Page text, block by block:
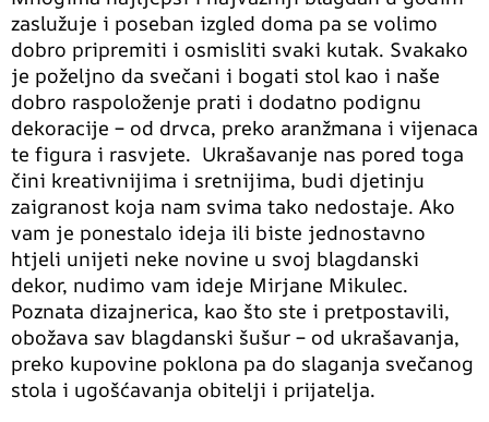
zaslužuje i poseban izgled doma pa se volimo
dobro pripremiti i osmisliti svaki kutak. Svakako
je poželjno da svečani i bogati stol kao i naše
dobro raspoloženje prati i dodatno podignu
dekoracije – od drvca, preko aranžmana i vijenaca
te figura i rasvjete. Ukrašavanje nas pored toga
čini kreativnijima i sretnijima, budi djetinju
zaigranost koja nam svima tako nedostaje. Ako
vam je ponestalo ideja ili biste jednostavno
htjeli unijeti neke novine u svoj blagdanski
dekor, nudimo vam ideje Mirjane Mikulec.
Poznata dizajnerica, kao što ste i pretpostavili,
obožava sav blagdanski šušur – od ukrašavanja,
preko kupovine poklona pa do slaganja svečanog
stola i ugošćavanja obitelji i prijatelja.